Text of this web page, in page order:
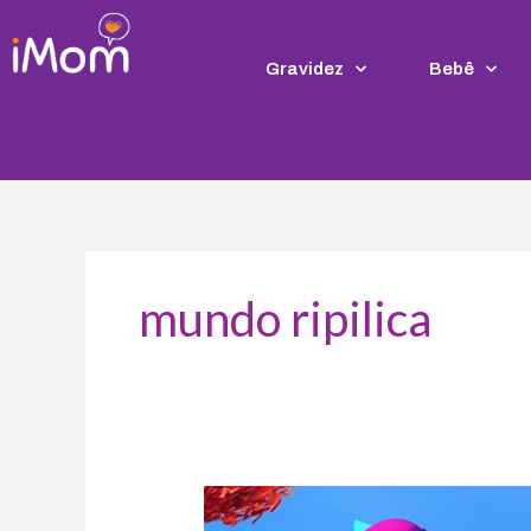
para
Gravidez Bebê
mundo ripilica
Mundo